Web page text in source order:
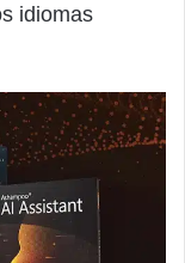
idiomas